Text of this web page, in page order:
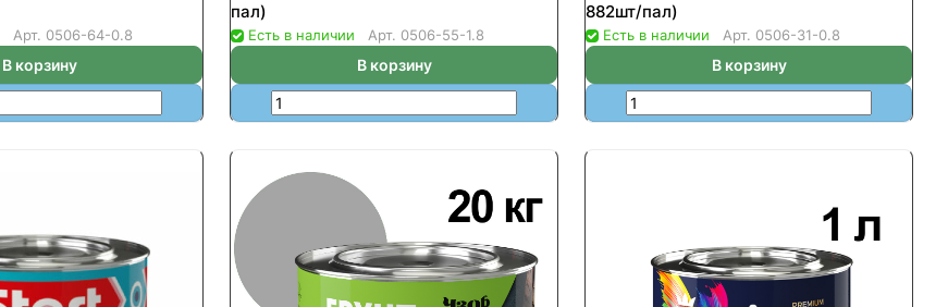
Арт. 0506-64-0.8
В корзину
пал)
Есть в наличии Арт. 0506-55-1.8
В корзину
882шт/пал)
Есть в наличии Арт. 0506-31-0.8
В корзину